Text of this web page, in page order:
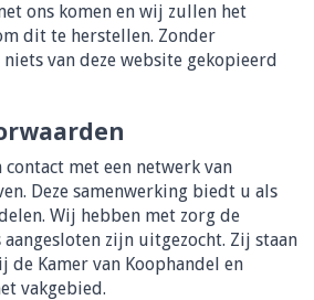
ons komen en wij zullen het
dit te herstellen. Zonder
van deze website gekopieerd
contact met een netwerk van
Deze samenwerking biedt u als
Wij hebben met zorg de
zijn uitgezocht. Zij staan
de Kamer van Koophandel en
vakgebied.